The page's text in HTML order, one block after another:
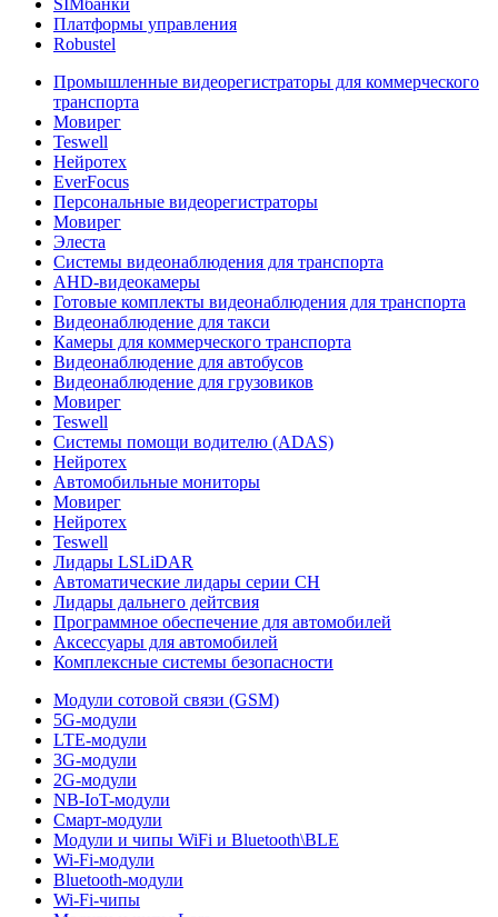
SIMбанки
Платформы управления
Robustel
Промышленные видеорегистраторы для коммерческого
транспорта
Мовирег
Teswell
Нейротех
EverFocus
Персональные видеорегистраторы
Мовирег
Элеста
Системы видеонаблюдения для транспорта
AHD-видеокамеры
Готовые комплекты видеонаблюдения для транспорта
Видеонаблюдение для такси
Камеры для коммерческого транспорта
Видеонаблюдение для автобусов
Видеонаблюдение для грузовиков
Мовирег
Teswell
Системы помощи водителю (ADAS)
Нейротех
Автомобильные мониторы
Мовирег
Нейротех
Teswell
Лидары LSLiDAR
Автоматические лидары серии CH
Лидары дальнего дейтсвия
Программное обеспечение для автомобилей
Аксессуары для автомобилей
Комплексные системы безопасности
Модули сотовой связи (GSM)
5G-модули
LTE-модули
3G-модули
2G-модули
NB-IoT-модули
Смарт-модули
Модули и чипы WiFi и Bluetooth\BLE
Wi-Fi-модули
Bluetooth-модули
Wi-Fi-чипы